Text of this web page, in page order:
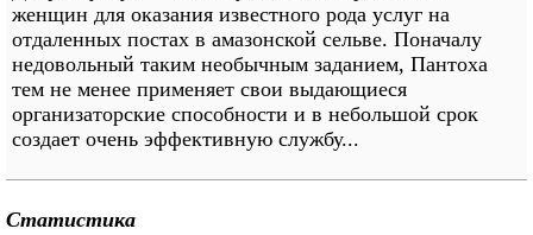
женщин для оказания известного рода услуг на
отдаленных постах в амазонской сельве. Поначалу
недовольный таким необычным заданием, Пантоха
тем не менее применяет свои выдающиеся
организаторские способности и в небольшой срок
создает очень эффективную службу...
Статистика